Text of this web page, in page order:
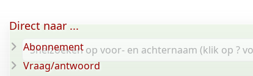
Direct naar ...
Abonnement
Vraag/antwoord